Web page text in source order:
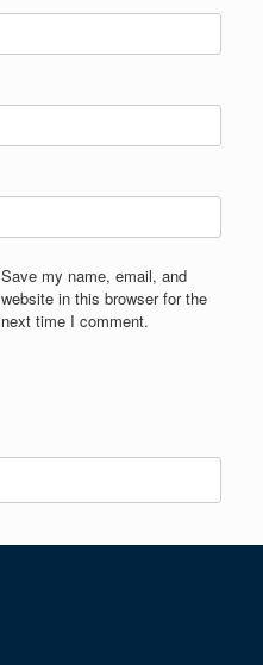
Save my name, email, and
website in this browser for the
next time I comment.